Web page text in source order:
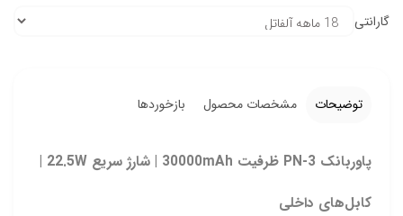
گارانتی
توضیحات مشخصات محصول بازخوردها
پاوربانک PN‑3 ظرفیت 30000mAh | شارژ سریع 22.5W |
کابل‌های داخلی